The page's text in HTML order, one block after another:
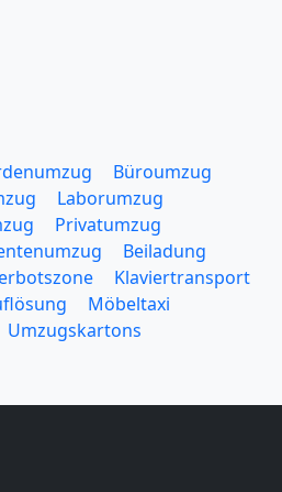
Büroumzug
Laborumzug
Privatumzug
Beiladung
Klaviertransport
Möbeltaxi
Umzugskartons